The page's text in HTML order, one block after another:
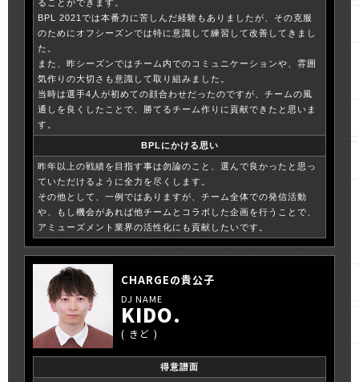
ることができます。
BPL 2021では本番力に苦しんだ経験もありましたが、その克服
のためにオフシーズンでは特に意識して練習して改善してきまし
た。
また、昨シーズンではチーム内でのコミュニケーションや、雰囲
気作りの大切さも意識して取り組みました。
当時は選手4人が初めての顔合わせだったのですが、チームの風
通しを良くしたことで、勝てるチーム作りに貢献できたと思いま
す。
BPLにかける思い
昨年以上の戦績を目指す事は勿論のこと、選んで良かったと思っ
ていただけるように全力を尽くします。
その他として、一例ではありますが、チーム全体での発信活動
や、もし機会があれば他チームとコラボした企画を行うことで、
アミューズメント業界の活性化にも貢献したいです。
CHARGEの貴公子
KIDO.
きど
得意譜面